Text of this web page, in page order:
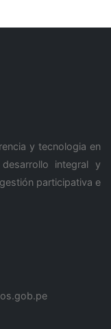
y tecnologia en
integral y
participativa e